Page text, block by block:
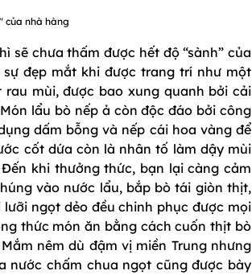
của nhà hàng
chưa thấm được hết độ “sành” của
đẹp mắt khi được trang trí như một
mùi, được bao xung quanh bởi cải
lẩu bò nếp ả còn độc đáo bởi công
dấm bỗng và nếp cái hoa vàng để
cốt dứa còn là nhân tố làm dậy mùi
khi thưởng thức, bạn lại càng cảm
vào nước lẩu, bắp bò tái giòn thịt,
ngọt dẻo đều chinh phục được mọi
thức món ăn bằng cách cuốn thịt bò
nêm dù đậm vị miền Trung nhưng
nước chấm chua ngọt cũng được bày